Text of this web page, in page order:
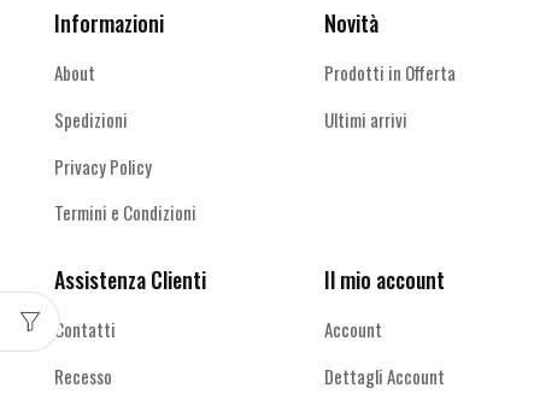
Informazioni
About
Spedizioni
Privacy Policy
Termini e Condizioni
Novità
Prodotti in Offerta
Ultimi arrivi
Assistenza Clienti
Contatti
Recesso
Il mio account
Account
Dettagli Account